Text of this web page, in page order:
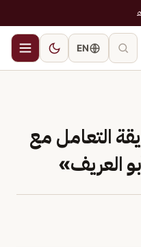
EN
التعامل مع
العريف»